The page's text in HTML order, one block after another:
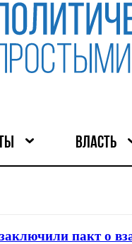
ВЛАСТЬ
пакт о